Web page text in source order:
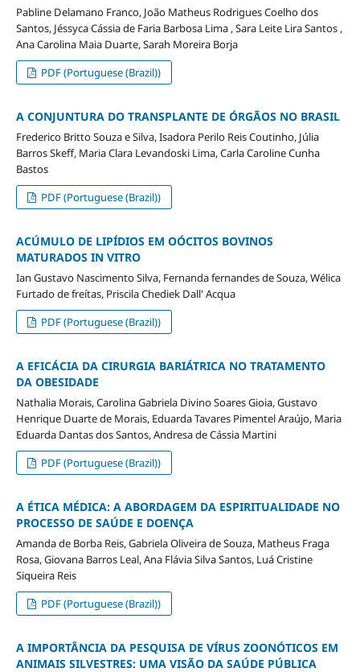
Pabline Delamano Franco, João Matheus Rodrigues Coelho dos
Santos, Jéssyca Cássia de Faria Barbosa Lima , Sara Leite Lira Santos ,
Ana Carolina Maia Duarte, Sarah Moreira Borja
PDF (Portuguese (Brazil))
A CONJUNTURA DO TRANSPLANTE DE ÓRGÃOS NO BRASIL
Frederico Britto Souza e Silva, Isadora Perilo Reis Coutinho, Júlia
Barros Skeff, Maria Clara Levandoski Lima, Carla Caroline Cunha
Bastos
PDF (Portuguese (Brazil))
ACÚMULO DE LIPÍDIOS EM OÓCITOS BOVINOS
MATURADOS IN VITRO
Ian Gustavo Nascimento Silva, Fernanda fernandes de Souza, Wélica
Furtado de freítas, Priscila Chediek Dall' Acqua
PDF (Portuguese (Brazil))
A EFICÁCIA DA CIRURGIA BARIÁTRICA NO TRATAMENTO
DA OBESIDADE
Nathalia Morais, Carolina Gabriela Divino Soares Gioia, Gustavo
Henrique Duarte de Morais, Eduarda Tavares Pimentel Araújo, Maria
Eduarda Dantas dos Santos, Andresa de Cássia Martini
PDF (Portuguese (Brazil))
A ÉTICA MÉDICA: A ABORDAGEM DA ESPIRITUALIDADE NO
PROCESSO DE SAÚDE E DOENÇA
Amanda de Borba Reis, Gabriela Oliveira de Souza, Matheus Fraga
Rosa, Giovana Barros Leal, Ana Flávia Silva Santos, Luá Cristine
Siqueira Reis
PDF (Portuguese (Brazil))
A IMPORTÂNCIA DA PESQUISA DE VÍRUS ZOONÓTICOS EM
ANIMAIS SILVESTRES: UMA VISÃO DA SAÚDE PÚBLICA